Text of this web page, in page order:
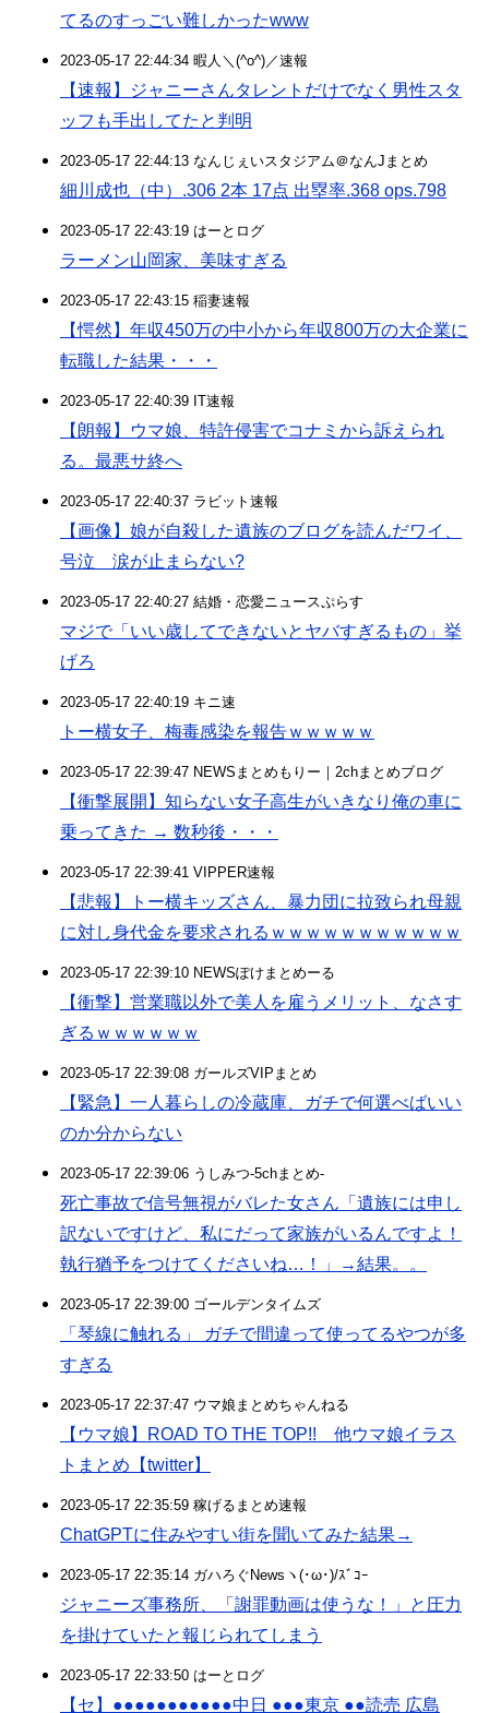
てるのすっごい難しかったwww
2023-05-17 22:44:34 暇人＼(^o^)／速報
【速報】ジャニーさんタレントだけでなく男性スタ
ッフも手出してたと判明
2023-05-17 22:44:13 なんじぇいスタジアム＠なんJまとめ
細川成也（中）.306 2本 17点 出塁率.368 ops.798
2023-05-17 22:43:19 はーとログ
ラーメン山岡家、美味すぎる
2023-05-17 22:43:15 稲妻速報
【愕然】年収450万の中小から年収800万の大企業に
転職した結果・・・
2023-05-17 22:40:39 IT速報
【朗報】ウマ娘、特許侵害でコナミから訴えられ
る。最悪サ終へ
2023-05-17 22:40:37 ラビット速報
【画像】娘が自殺した遺族のブログを読んだワイ、
号泣 涙が止まらない?
2023-05-17 22:40:27 結婚・恋愛ニュースぷらす
マジで「いい歳してできないとヤバすぎるもの」挙
げろ
2023-05-17 22:40:19 キニ速
トー横女子、梅毒感染を報告ｗｗｗｗｗ
2023-05-17 22:39:47 NEWSまとめもりー｜2chまとめブログ
【衝撃展開】知らない女子高生がいきなり俺の車に
乗ってきた → 数秒後・・・
2023-05-17 22:39:41 VIPPER速報
【悲報】トー横キッズさん、暴力団に拉致られ母親
に対し身代金を要求されるｗｗｗｗｗｗｗｗｗｗｗ
2023-05-17 22:39:10 NEWSぽけまとめーる
【衝撃】営業職以外で美人を雇うメリット、なさす
ぎるｗｗｗｗｗｗ
2023-05-17 22:39:08 ガールズVIPまとめ
【緊急】一人暮らしの冷蔵庫、ガチで何選べばいい
のか分からない
2023-05-17 22:39:06 うしみつ-5chまとめ-
死亡事故で信号無視がバレた女さん「遺族には申し
訳ないですけど、私にだって家族がいるんですよ！
執行猶予をつけてくださいね…！」→結果。。
2023-05-17 22:39:00 ゴールデンタイムズ
「琴線に触れる」 ガチで間違って使ってるやつが多
すぎる
2023-05-17 22:37:47 ウマ娘まとめちゃんねる
【ウマ娘】ROAD TO THE TOP!! 他ウマ娘イラス
トまとめ【twitter】
2023-05-17 22:35:59 稼げるまとめ速報
ChatGPTに住みやすい街を聞いてみた結果→
2023-05-17 22:35:14 ガハろぐNewsヽ(･ω･)/ｽﾞｺｰ
ジャニーズ事務所、「謝罪動画は使うな！」と圧力
を掛けていたと報じられてしまう
2023-05-17 22:33:50 はーとログ
【セ】●●●●●●●●●●●中日 ●●●東京 ●●読売 広島